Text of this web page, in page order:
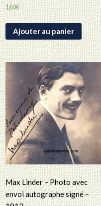
160€
Ajouter au panier
Max Linder – Photo avec
envoi autographe signé –